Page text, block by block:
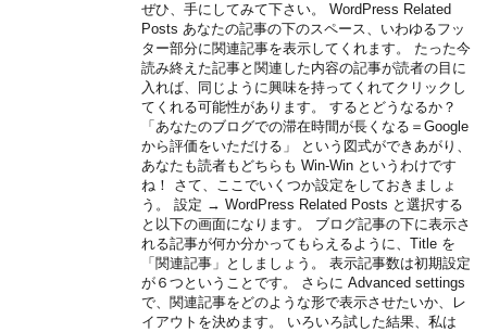
ぜひ、手にしてみて下さい。 WordPress Related
Posts あなたの記事の下のスペース、いわゆるフッ
ター部分に関連記事を表示してくれます。 たった今
読み終えた記事と関連した内容の記事が読者の目に
入れば、同じように興味を持ってくれてクリックし
てくれる可能性があります。 するとどうなるか？
「あなたのブログでの滞在時間が長くなる＝Google
から評価をいただける」 という図式ができあがり、
あなたも読者もどちらも Win-Win というわけです
ね！ さて、ここでいくつか設定をしておきましょ
う。 設定 → WordPress Related Posts と選択する
と以下の画面になります。 ブログ記事の下に表示さ
れる記事が何か分かってもらえるように、Title を
「関連記事」としましょう。 表示記事数は初期設定
が６つということです。 さらに Advanced settings
で、関連記事をどのような形で表示させたいか、レ
イアウトを決めます。 いろいろ試した結果、私は